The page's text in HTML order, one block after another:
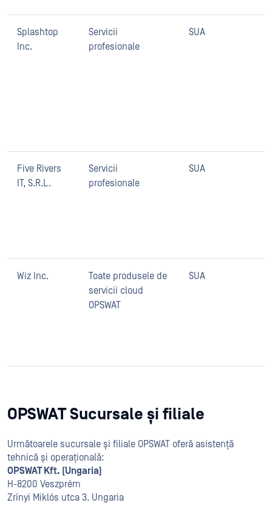
Splashtop
Inc.
Servicii
profesionale
SUA
Five Rivers
IT, S.R.L.
Servicii
profesionale
SUA
Wiz Inc.
Toate produsele de
servicii cloud
OPSWAT
SUA
OPSWAT Sucursale și filiale
Următoarele sucursale și filiale OPSWAT oferă asistență
tehnică și operațională:
OPSWAT Kft. (Ungaria)
H-8200 Veszprém
Zrínyi Miklós utca 3. Ungaria